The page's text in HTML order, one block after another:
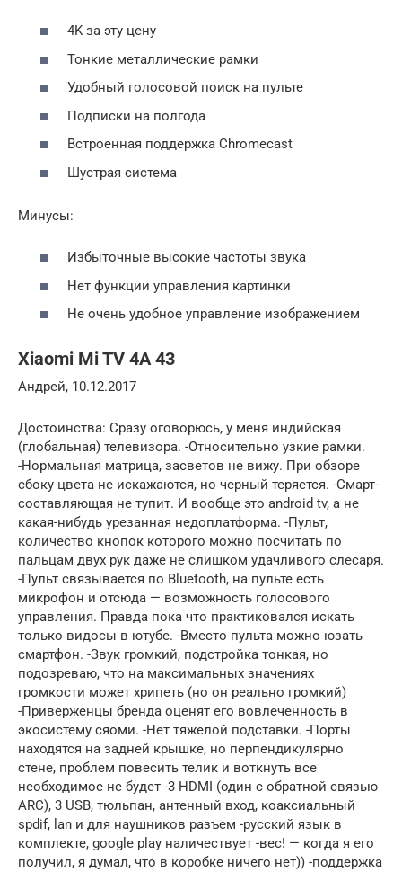
4K за эту цену
Тонкие металлические рамки
Удобный голосовой поиск на пульте
Подписки на полгода
Встроенная поддержка Chromecast
Шустрая система
Минусы:
Избыточные высокие частоты звука
Нет функции управления картинки
Не очень удобное управление изображением
Xiaomi Mi TV 4A 43
Андрей, 10.12.2017
Достоинства: Сразу оговорюсь, у меня индийская
(глобальная) телевизора. -Относительно узкие рамки.
-Нормальная матрица, засветов не вижу. При обзоре
сбоку цвета не искажаются, но черный теряется. -Смарт-
составляющая не тупит. И вообще это android tv, а не
какая-нибудь урезанная недоплатформа. -Пульт,
количество кнопок которого можно посчитать по
пальцам двух рук даже не слишком удачливого слесаря.
-Пульт связывается по Bluetooth, на пульте есть
микрофон и отсюда — возможность голосового
управления. Правда пока что практиковался искать
только видосы в ютубе. -Вместо пульта можно юзать
смартфон. -Звук громкий, подстройка тонкая, но
подозреваю, что на максимальных значениях
громкости может хрипеть (но он реально громкий)
-Приверженцы бренда оценят его вовлеченность в
экосистему сяоми. -Нет тяжелой подставки. -Порты
находятся на задней крышке, но перпендикулярно
стене, проблем повесить телик и воткнуть все
необходимое не будет -3 HDMI (один с обратной связью
ARC), 3 USB, тюльпан, антенный вход, коаксиальный
spdif, lan и для наушников разъем -русский язык в
комплекте, google play наличествует -вес! — когда я его
получил, я думал, что в коробке ничего нет)) -поддержка